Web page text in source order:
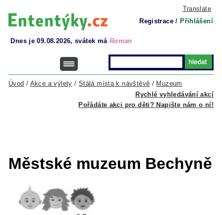
Translate
Registrace / Přihlášení
Dnes je 09.08.2026, svátek má Roman
Rychlé vyhledávání akcí
Úvod / Akce a výlety / Stálá místa k návštěvě / Muzeum
Pořádáte akci pro děti? Napište nám o ní!
Městské muzeum Bechyně